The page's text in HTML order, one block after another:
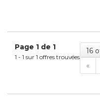
Page 1 de 1
1 - 1 sur 1 offres trouvées
16
«